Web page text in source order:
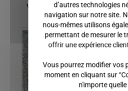
Vous pourriezd’autres technologies
navigation sur notre site.
nous-mêmes utilisons
permettant de mesurer le
offrir une expérience
Vous pourrez modifier vos
moment en cliquant sur
n'importe quelle